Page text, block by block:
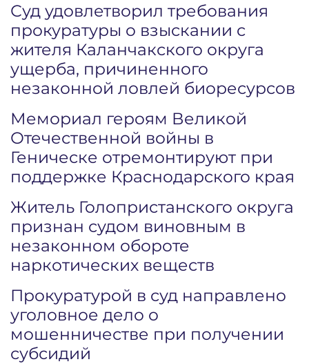
Суд удовлетворил требования
прокуратуры о взыскании с
жителя Каланчакского округа
ущерба, причиненного
незаконной ловлей биоресурсов
Мемориал героям Великой
Отечественной войны в
Геническе отремонтируют при
поддержке Краснодарского края
Житель Голопристанского округа
признан судом виновным в
незаконном обороте
наркотических веществ
Прокуратурой в суд направлено
уголовное дело о
мошенничестве при получении
субсидий